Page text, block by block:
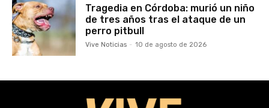
Tragedia en Córdoba: murió un niño
de tres años tras el ataque de un
perro pitbull
Vive Noticias - 10 de agosto de 2026